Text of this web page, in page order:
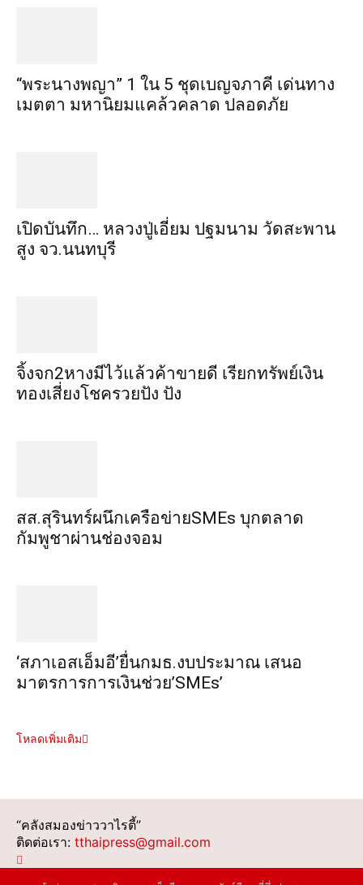
“พระ​นาง​พญา” 1 ใน 5​ ชุดเบญจ​ภาคี​ เด่นทาง
เมตตา​ มหา​นิยม​แคล้วคลาด​ ปลอดภัย​
เปิดบันทึก… หลวงปู่เอี่ยม ​ปฐม​นาม​ วัดสะพาน
สูง​ จว.นนทบุรี
จิ้งจก​2​หาง​มีไว้แล้ว​ค้าขาย​ดี​ เรียก​ทรัพย์เงิน
ทอง​เสี่ยงโชค​รวยปัง​ ปัง​
สส.สุรินทร์ผนึกเครือข่ายSMEs บุกตลาด
กัมพูชาผ่านช่องจอม
‘สภาเอสเอ็มอี’ยื่นกมธ.งบประมาณ เสนอ
มาตรการการเงินช่วย’SMEs’
โหลดเพิ่มเติม
“คลังสมองข่าววาไรตี้”
ติดต่อเรา: tthaipress@gmail.com